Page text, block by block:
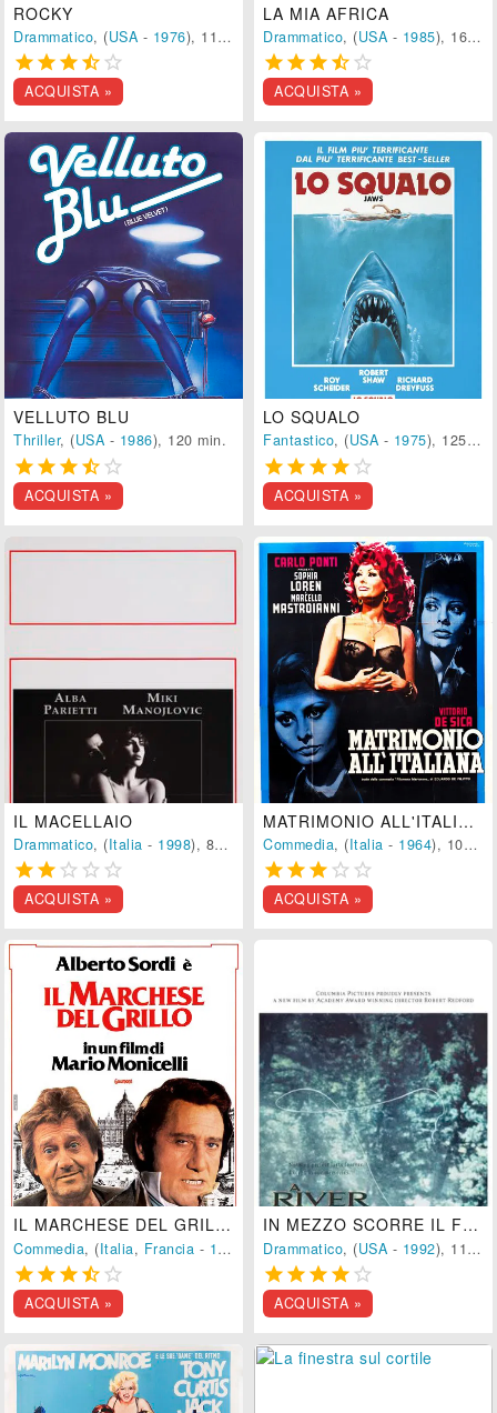
ROCKY
Drammatico, (USA - 1976), 119 min.
    
ACQUISTA »
LA MIA AFRICA
Drammatico, (USA - 1985), 160 min.
    
ACQUISTA »
VELLUTO BLU
Thriller, (USA - 1986), 120 min.
    
ACQUISTA »
LO SQUALO
Fantastico, (USA - 1975), 125 min.
    
ACQUISTA »
IL MACELLAIO
Drammatico, (Italia - 1998), 89 min.
    
ACQUISTA »
MATRIMONIO ALL'ITALIANA
Commedia, (Italia - 1964), 104 min.
    
ACQUISTA »
IL MARCHESE DEL GRILLO
Commedia, (Italia, Francia - 1981 ), 133 min.
    
ACQUISTA »
IN MEZZO SCORRE IL FIUME
Drammatico, (USA - 1992), 119 min.
    
ACQUISTA »